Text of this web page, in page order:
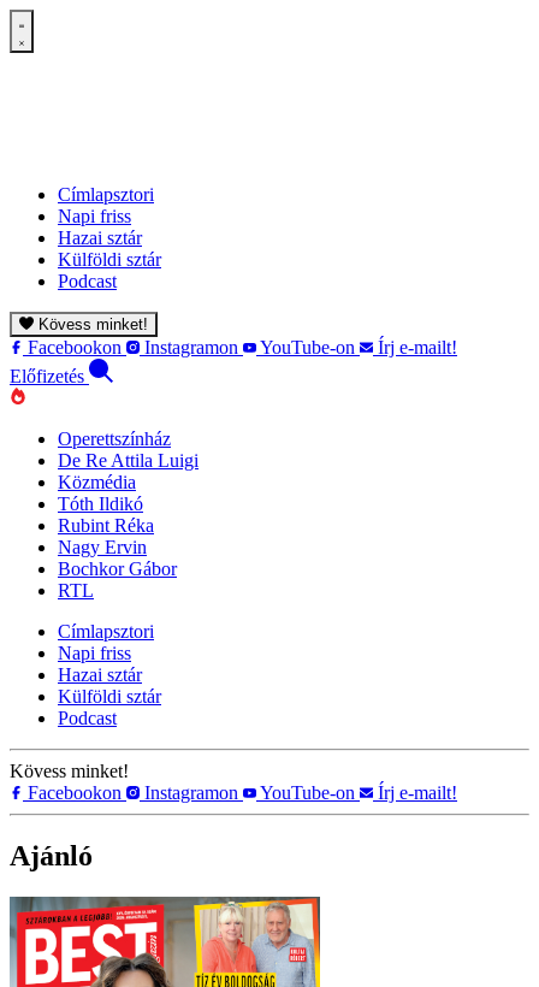
Címlapsztori
Napi friss
Hazai sztár
Külföldi sztár
Podcast
Kövess minket!
Facebookon Instagramon YouTube-on
Írj e-mailt!
Előfizetés
Operettszínház
De Re Attila Luigi
Közmédia
Tóth Ildikó
Rubint Réka
Nagy Ervin
Bochkor Gábor
RTL
Címlapsztori
Napi friss
Hazai sztár
Külföldi sztár
Podcast
Kövess minket!
Facebookon
Instagramon YouTube-on Írj e-mailt!
Ajánló